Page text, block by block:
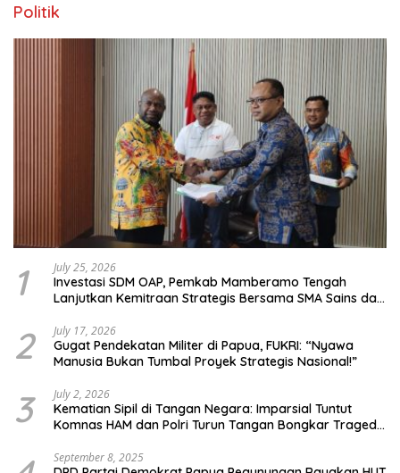
Politik
1 July 25, 2026
Investasi SDM OAP, Pemkab Mamberamo Tengah
Lanjutkan Kemitraan Strategis Bersama SMA Sains dan
2 July 17, 2026
Gugat Pendekatan Militer di Papua, FUKRI: “Nyawa
Manusia Bukan Tumbal Proyek Strategis Nasional!”
3 July 2, 2026
Kematian Sipil di Tangan Negara: Imparsial Tuntut
Komnas HAM dan Polri Turun Tangan Bongkar Tragedi
September 8, 2025